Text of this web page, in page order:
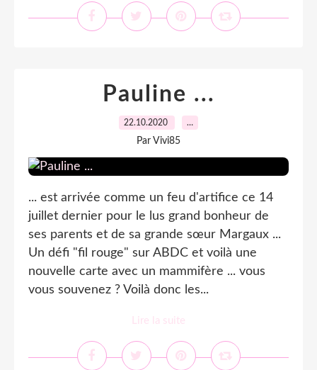
Pauline ...
22.10.2020 …
Par Vivi85
... est arrivée comme un feu d'artifice ce 14
juillet dernier pour le lus grand bonheur de
ses parents et de sa grande sœur Margaux ...
Un défi "fil rouge" sur ABDC et voilà une
nouvelle carte avec un mammifère ... vous
vous souvenez ? Voilà donc les...
Lire la suite